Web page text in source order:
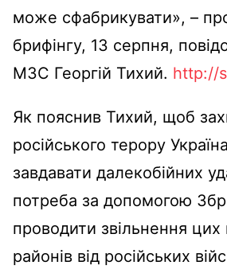
може сфабрикувати», –
брифінгу, 13 серпня,
МЗС Георгій Тихий. http://
Як пояснив Тихий, щоб
російського терору
завдавати далекобійних
потреба за допомогою
проводити звільнення
районів від російських